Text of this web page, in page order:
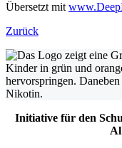
Übersetzt mit
Zurück
Initiative für den